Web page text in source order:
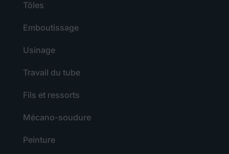
Tôles
Emboutissage
Usinage
Travail du tube
Fils et ressorts
Mécano-soudure
Peinture